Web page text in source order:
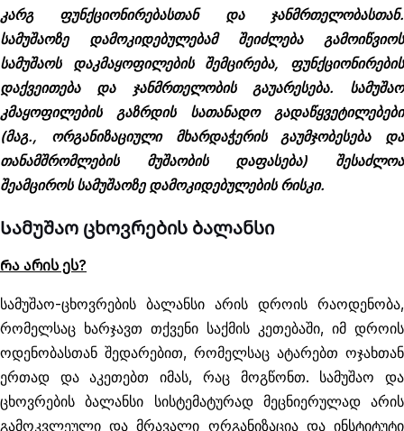
კარგ ფუნქციონირებასთან და ჯანმრთელობასთან.
სამუშაოზე დამოკიდებულებამ შეიძლება გამოიწვიოს
სამუშაოს დაკმაყოფილების შემცირება, ფუნქციონირების
დაქვეითება და ჯანმრთელობის გაუარესება. სამუშაო
კმაყოფილების გაზრდის სათანადო გადაწყვეტილებები
(მაგ., ორგანიზაციული მხარდაჭერის გაუმჯობესება და
თანამშრომლების მუშაობის დაფასება) შესაძლოა
შეამციროს სამუშაოზე დამოკიდებულების რისკი.
Სამუშაო ცხოვრების ბალანსი
Რა არის ეს?
სამუშაო-ცხოვრების ბალანსი არის დროის რაოდენობა,
რომელსაც ხარჯავთ თქვენი საქმის კეთებაში, იმ დროის
ოდენობასთან შედარებით, რომელსაც ატარებთ ოჯახთან
ერთად და აკეთებთ იმას, რაც მოგწონთ. სამუშაო და
ცხოვრების ბალანსი სისტემატურად მეცნიერულად არის
გამოკვლეული და მრავალი ორგანიზაცია და ინსტიტუტი